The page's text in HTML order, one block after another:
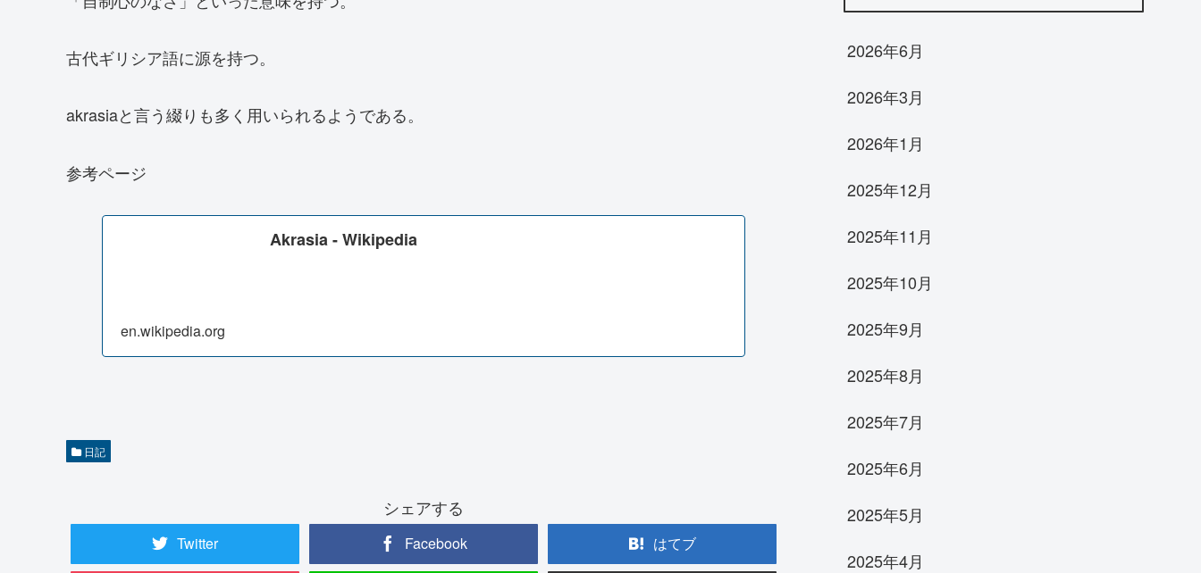
古代ギリシア語に源を持つ。
akrasiaと言う綴りも多く用いられるようである。
参考ページ
Akrasia - Wikipedia
en.wikipedia.org
日記
シェアする
Twitter Facebook はてブ
2026年6月
2026年3月
2026年1月
2025年12月
2025年11月
2025年10月
2025年9月
2025年8月
2025年7月
2025年6月
2025年5月
2025年4月